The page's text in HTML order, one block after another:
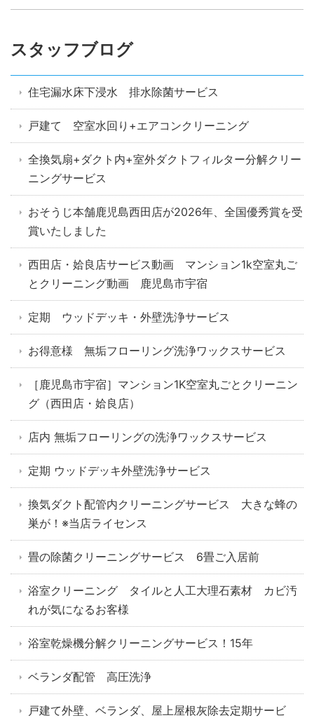
スタッフブログ
住宅漏水床下浸水 排水除菌サービス
戸建て 空室水回り+エアコンクリーニング
全換気扇+ダクト内+室外ダクトフィルター分解クリー
ニングサービス
おそうじ本舗鹿児島西田店が2026年、全国優秀賞を受
賞いたしました
西田店・姶良店サービス動画 マンション1k空室丸ご
とクリーニング動画 鹿児島市宇宿
定期 ウッドデッキ・外壁洗浄サービス
お得意様 無垢フローリング洗浄ワックスサービス
［鹿児島市宇宿］マンション1K空室丸ごとクリーニン
グ（西田店・姶良店）
店内 無垢フローリングの洗浄ワックスサービス
定期 ウッドデッキ外壁洗浄サービス
換気ダクト配管内クリーニングサービス 大きな蜂の
巣が！※当店ライセンス
畳の除菌クリーニングサービス 6畳ご入居前
浴室クリーニング タイルと人工大理石素材 カビ汚
れが気になるお客様
浴室乾燥機分解クリーニングサービス！15年
ベランダ配管 高圧洗浄
戸建て外壁、ベランダ、屋上屋根灰除去定期サービ